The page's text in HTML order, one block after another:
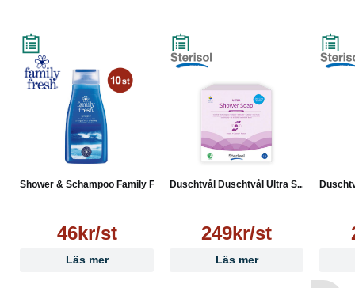
Shower & Schampoo Family Fr...
46kr/st
Läs mer
Duschtvål Duschtvål Ultra S...
249kr/st
Läs mer